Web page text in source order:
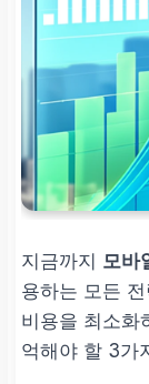
지금까지 모바
용하는 모든
비용을 최소화
억해야 할 3가